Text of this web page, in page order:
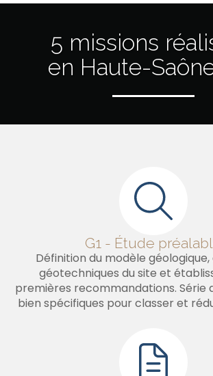
5 missions
en Haute-
G1 - Étude
Définition du modèle géologique,
géotechniques du site et
premières recommandations. Série
bien spécifiques pour classer et